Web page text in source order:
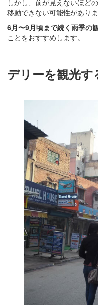
しかし、前が見えないほどの
移動できない可能性がありま
6月〜9月頃まで続く雨季の
ことをおすすめします。
デリーを観光